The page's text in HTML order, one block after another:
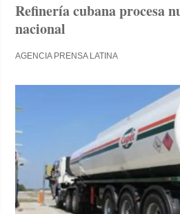
Refinería cubana procesa
nacional
AGENCIA PRENSA LATINA